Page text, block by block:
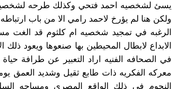
يسئ لشخصيه احمد فتحي وكذلك طرحه لشخصيه
ولكن هنا لم يؤرخ لاحمد رامي الا من باب
الرغبه في تمجيد شخصيه ام كلثوم قد الغت
الابداع لابطال المحيطين بها صنعوها ويعود
في الصحافه الفنيه اراد التعبير عن طرافة
معركه الفكريه ذات طابع ثقيل وشديد العمق
النجوم في ذلك الواقع المصري ومساحه